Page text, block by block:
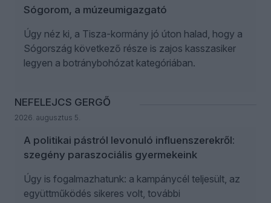
Sógorom, a múzeumigazgató
Úgy néz ki, a Tisza-kormány jó úton halad, hogy a
Sógország következő része is zajos kasszasiker
legyen a botránybohózat kategóriában.
NEFELEJCS GERGŐ
2026. augusztus 5.
A politikai pástról levonuló influenszerekről:
szegény paraszociális gyermekeink
Úgy is fogalmazhatunk: a kampánycél teljesült, az
együttműködés sikeres volt, további